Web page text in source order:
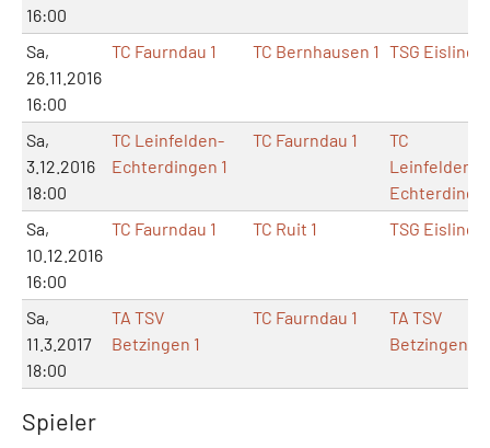
16:00
Sa,
26.11.2016
16:00
TC Faurndau 1 TC Bernhausen 1 TSG
Sa,
3.12.2016
18:00
TC Leinfelden-
Echterdingen 1
TC Faurndau 1
TC
Leinfelden-
Sa,
10.12.2016
16:00
TC Faurndau 1 TC Ruit 1 TSG
Sa,
11.3.2017
18:00
TA TSV
Betzingen 1
TC Faurndau 1
TA TSV
Betzingen
Spieler